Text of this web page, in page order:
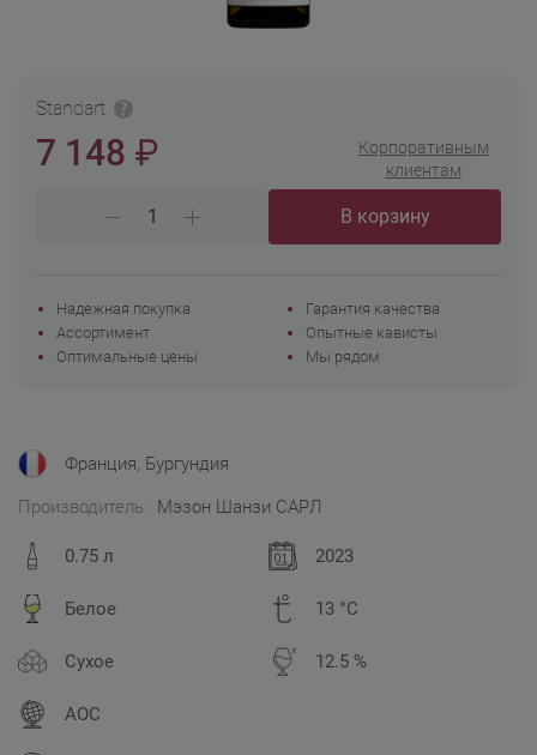
Франция, Бургундия
Производитель : Мэзон Шанзи САРЛ
0.75 л 2023
Белое 13 °C
Сухое 12.5 %
AOC
Standart
7 148 ₽
Корпоративным
клиентам
В корзину
Надежная покупка
Гарантия качества
Ассортимент
Опытные кависты
Оптимальные цены
Мы рядом